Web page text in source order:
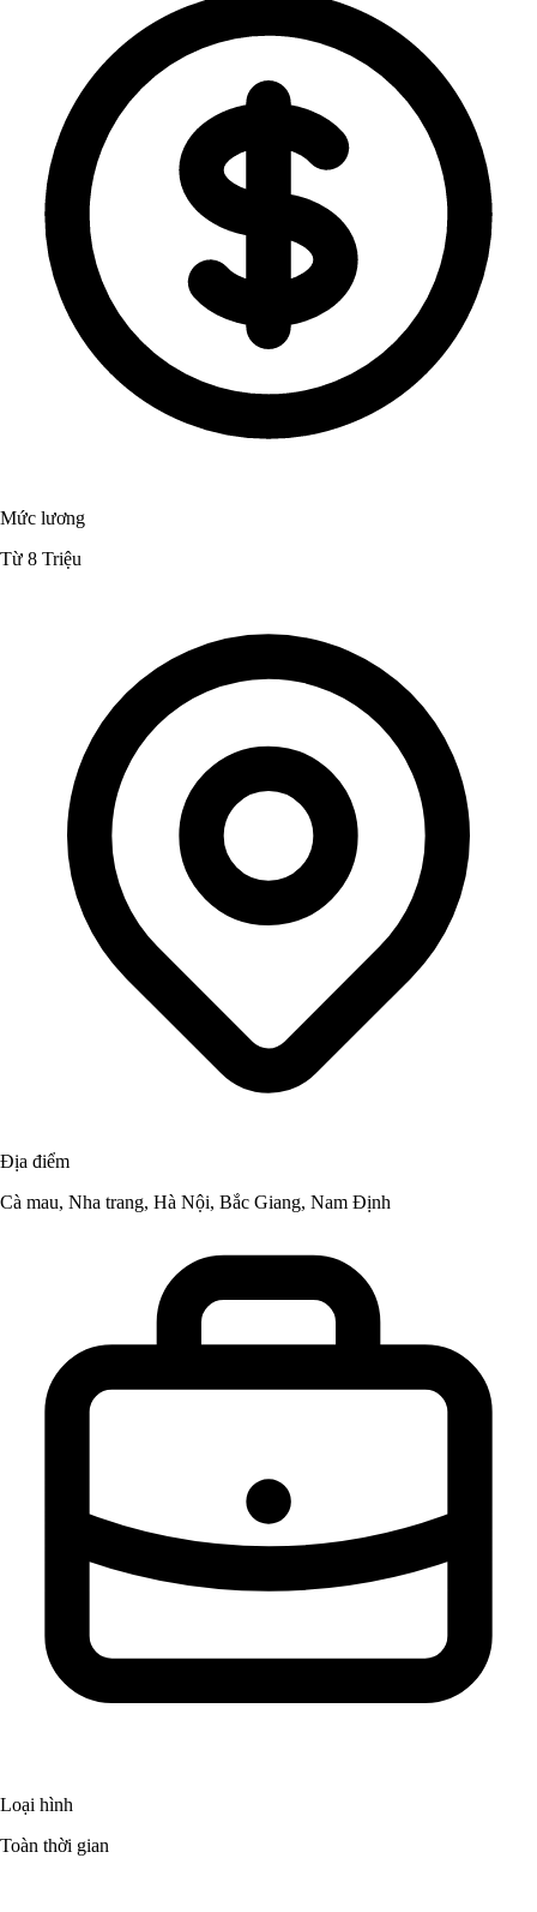
Mức lương
Từ 8 Triệu
Địa điểm
Cà mau, Nha trang, Hà Nội, Bắc Giang, Nam Định
Loại hình
Toàn thời gian